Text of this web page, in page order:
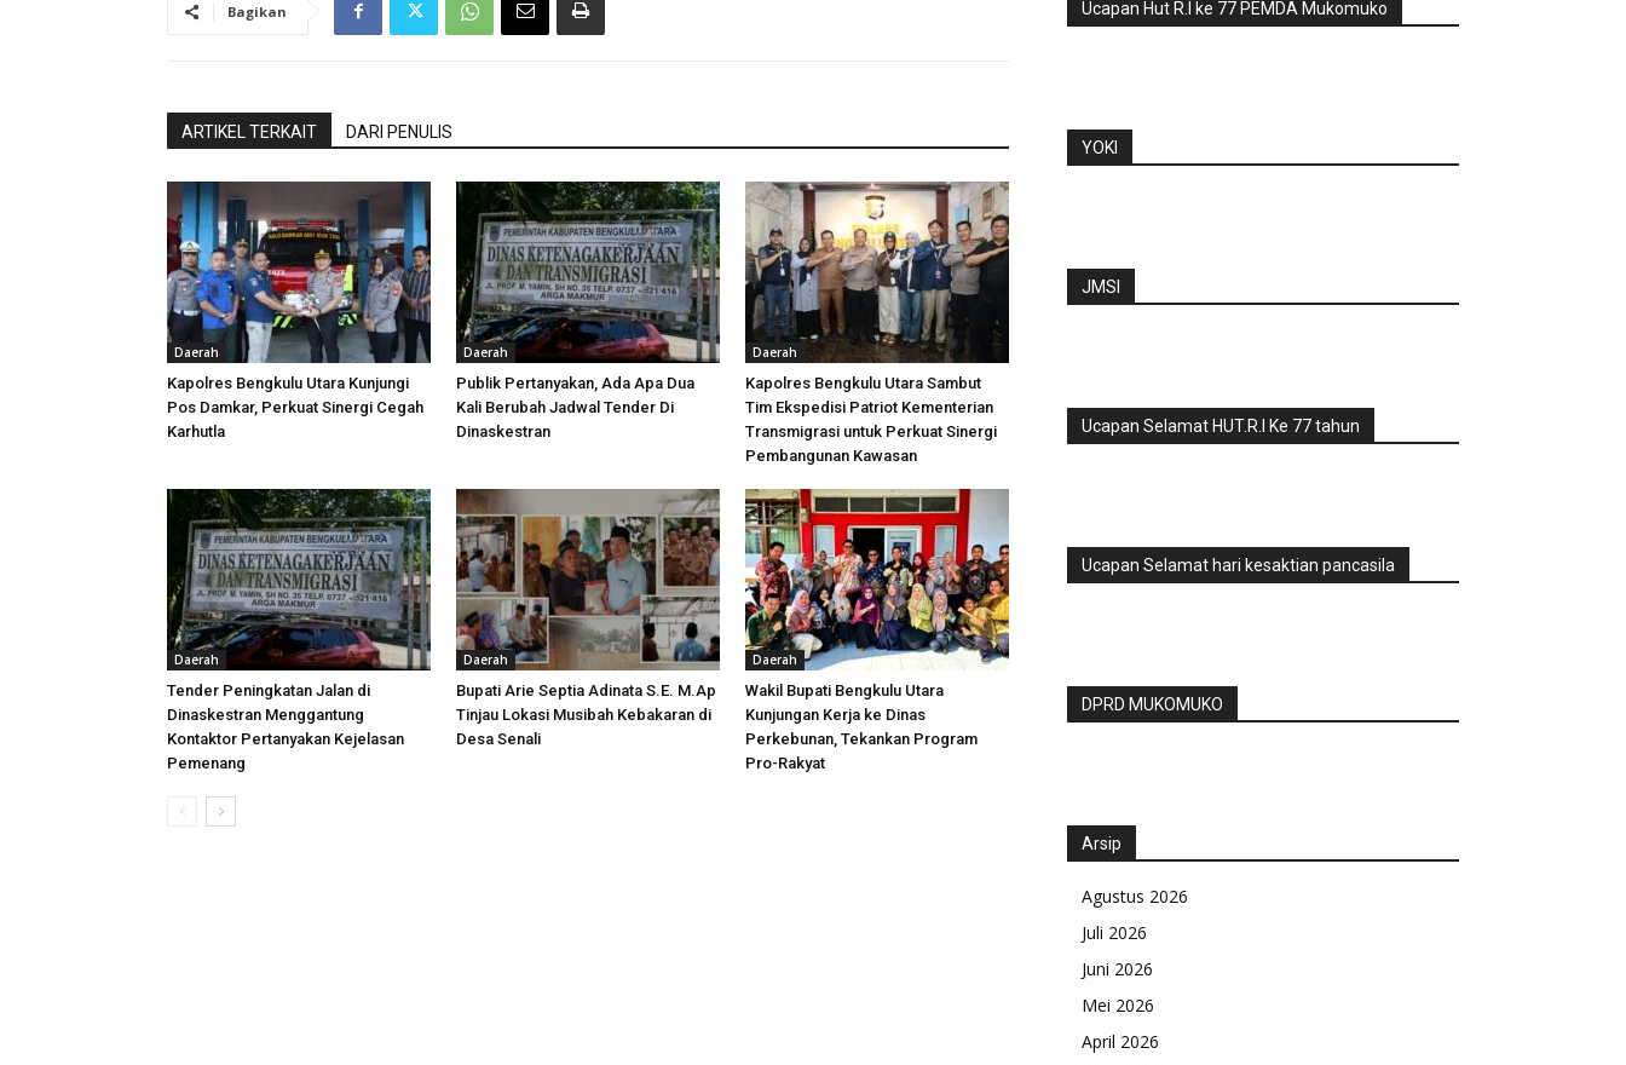
Bagikan
ARTIKEL TERKAIT DARI PENULIS
Daerah
Kapolres Bengkulu Utara Kunjungi
Pos Damkar, Perkuat Sinergi Cegah
Karhutla
Daerah
Publik Pertanyakan, Ada Apa Dua
Kali Berubah Jadwal Tender Di
Dinaskestran
Daerah
Kapolres Bengkulu Utara Sambut
Tim Ekspedisi Patriot Kementerian
Transmigrasi untuk Perkuat Sinergi
Pembangunan Kawasan
Daerah
Tender Peningkatan Jalan di
Dinaskestran Menggantung
Kontaktor Pertanyakan Kejelasan
Pemenang
Daerah
Bupati Arie Septia Adinata S.E. M.Ap
Tinjau Lokasi Musibah Kebakaran di
Desa Senali
Daerah
Wakil Bupati Bengkulu Utara
Kunjungan Kerja ke Dinas
Perkebunan, Tekankan Program
Pro-Rakyat
Ucapan Hut R.I ke 77 PEMDA Mukomuko
YOKI
JMSI
Ucapan Selamat HUT.R.I Ke 77 tahun
Ucapan Selamat hari kesaktian pancasila
DPRD MUKOMUKO
Arsip
Agustus 2026
Juli 2026
Juni 2026
Mei 2026
April 2026